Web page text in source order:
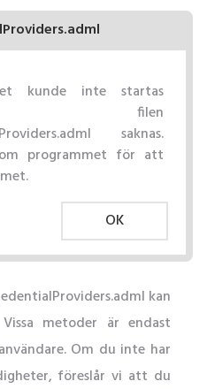
kunde inte startas
filen
saknas.
programmet för att
OK
kan
metoder är endast
Om du inte har
föreslår vi att du